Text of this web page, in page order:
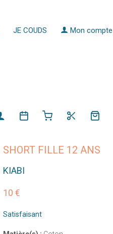
JE COUDS Mon compte
SHORT FILLE 12 ANS
KIABI
10 €
Satisfaisant